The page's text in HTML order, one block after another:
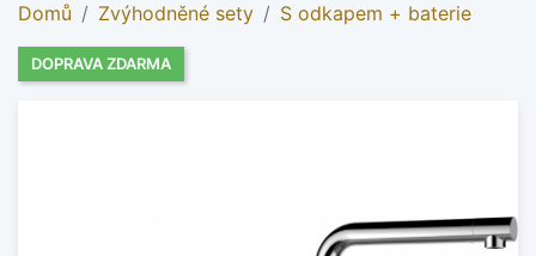
Domů Zvýhodněné sety S odkapem + baterie
DOPRAVA ZDARMA